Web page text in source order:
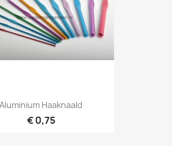
Aluminium Haaknaald
€ 0,75